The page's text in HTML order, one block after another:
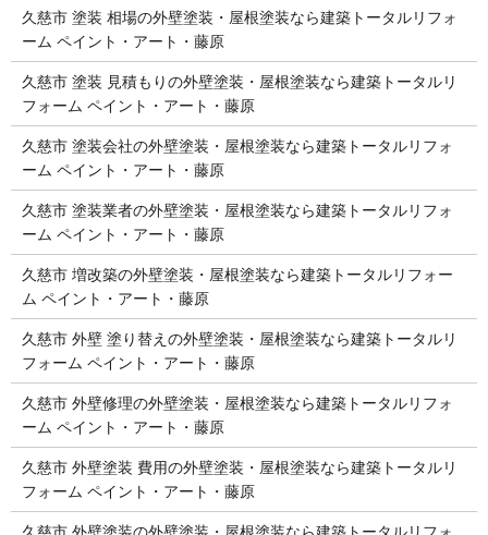
久慈市 塗装 相場の外壁塗装・屋根塗装なら建築トータルリフォ
ーム ペイント・アート・藤原
久慈市 塗装 見積もりの外壁塗装・屋根塗装なら建築トータルリ
フォーム ペイント・アート・藤原
久慈市 塗装会社の外壁塗装・屋根塗装なら建築トータルリフォ
ーム ペイント・アート・藤原
久慈市 塗装業者の外壁塗装・屋根塗装なら建築トータルリフォ
ーム ペイント・アート・藤原
久慈市 増改築の外壁塗装・屋根塗装なら建築トータルリフォー
ム ペイント・アート・藤原
久慈市 外壁 塗り替えの外壁塗装・屋根塗装なら建築トータルリ
フォーム ペイント・アート・藤原
久慈市 外壁修理の外壁塗装・屋根塗装なら建築トータルリフォ
ーム ペイント・アート・藤原
久慈市 外壁塗装 費用の外壁塗装・屋根塗装なら建築トータルリ
フォーム ペイント・アート・藤原
久慈市 外壁塗装の外壁塗装・屋根塗装なら建築トータルリフォ